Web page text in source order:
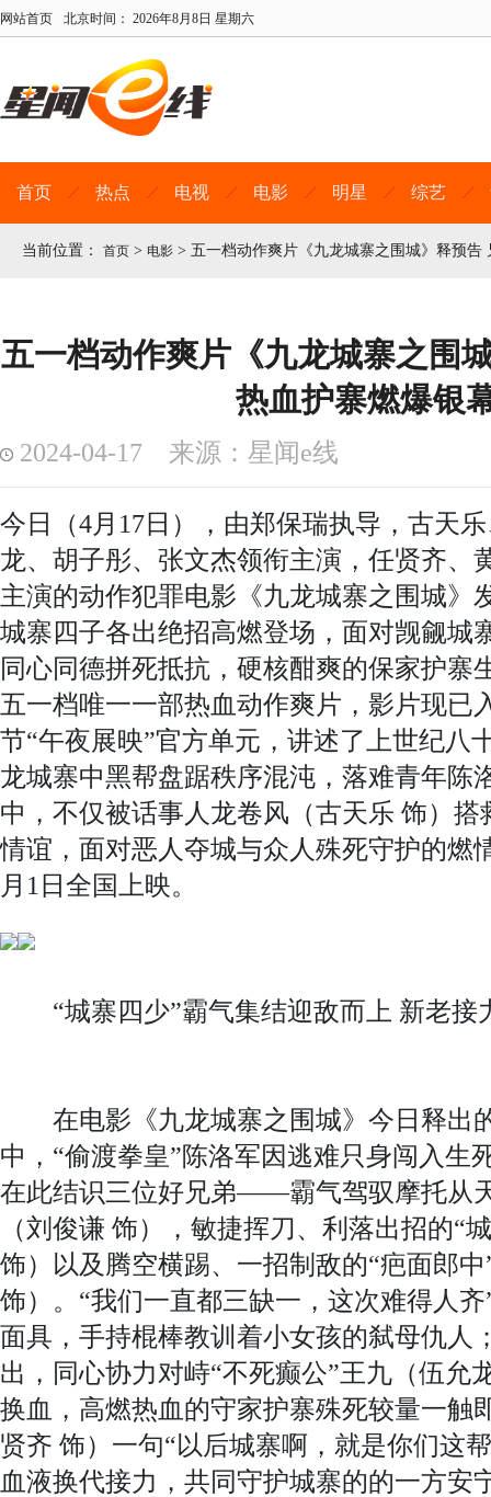
网站首页 北京时间： 2026年8月8日 星期六
首页 热点 电视 电影 明星 综艺
当前位置： 首页 > 电影 > 五一档动作爽片《九龙城寨之围城》释预告
五一档动作爽片《九龙城寨之围
热血护寨燃爆银
2024-04-17 来源：星闻e线
今日（4月17日），由郑保瑞执导，古天
龙、胡子彤、张文杰领衔主演，任贤齐、
主演的动作犯罪电影《九龙城寨之围城》
城寨四子各出绝招高燃登场，面对觊觎城
同心同德拼死抵抗，硬核酣爽的保家护寨
五一档唯一一部热血动作爽片，影片现已
节“午夜展映”官方单元，讲述了上世纪八
龙城寨中黑帮盘踞秩序混沌，落难青年陈
中，不仅被话事人龙卷风（古天乐 饰）
情谊，面对恶人夺城与众人殊死守护的燃
月1日全国上映。
“城寨四少”霸气集结迎敌而上 新老接
在电影《九龙城寨之围城》今日释出
中，“偷渡拳皇”陈洛军因逃难只身闯入生
在此结识三位好兄弟——霸气驾驭摩托从
（刘俊谦 饰），敏捷挥刀、利落出招的“
饰）以及腾空横踢、一招制敌的“疤面郎
饰）。“我们一直都三缺一，这次难得人
面具，手持棍棒教训着小女孩的弑母仇人
出，同心协力对峙“不死癫公”王九（伍允
换血，高燃热血的守家护寨殊死较量一触
贤齐 饰）一句“以后城寨啊，就是你们这
血液换代接力，共同守护城寨的的一方安